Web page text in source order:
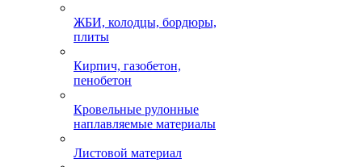
ЖБИ, колодцы, бордюры,
плиты
Кирпич, газобетон,
пенобетон
Кровельные рулонные
наплавляемые материалы
Листовой материал